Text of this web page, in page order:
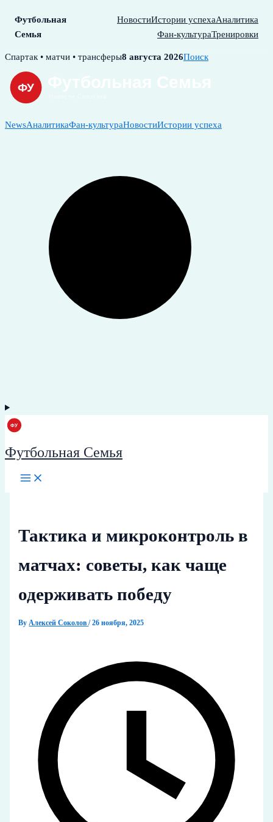
Футбольная
Семья
НовостиИстории успехаАналитика
Фан-культураТренировки
Skip
content
Спартак • матчи • трансферы8 августа 2026Поиск
NewsАналитикаФан-культураНовостиИстории успеха
Футбольная Семья
Тактика и микроконтроль в
матчах: советы, как чаще
одерживать победу
ByАлексей Соколов/26 ноября, 2025